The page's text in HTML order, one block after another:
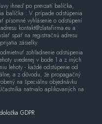
ihneď po prevzatí balíčka,
balíčka . V prípade odstúpenia
písomné vyhlásenie o odstúpení
kontakt@zlatafirma.eu a
späť na registračnú adresu
zásielky.
zohľadnenie odstúpenia
uvedenej v bode 1 a z iných
lehoty - každé odstúpenie od
a z dôvodu, že propagačný
na špeciálnu objednávku
natrvalo aplikovaných na
GDPR